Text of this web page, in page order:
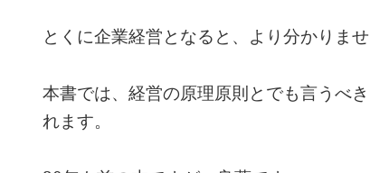
とくに企業経営となると、より分かりませ
本書では、経営の原理原則とでも言うべ
れます。